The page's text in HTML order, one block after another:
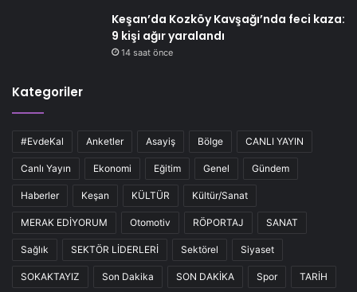
Keşan’da Kozköy Kavşağı’nda feci kaza:
9 kişi ağır yaralandı
14 saat önce
Kategoriler
#EvdeKal Anketler Asayiş Bölge CANLI YAYIN
Canlı Yayın Ekonomi Eğitim Genel Gündem
Haberler Keşan KÜLTÜR Kültür/Sanat
MERAK EDİYORUM Otomotiv RÖPORTAJ SANAT
Sağlık SEKTÖR LİDERLERİ Sektörel Siyaset
SOKAKTAYIZ Son Dakika SON DAKİKA Spor TARİH